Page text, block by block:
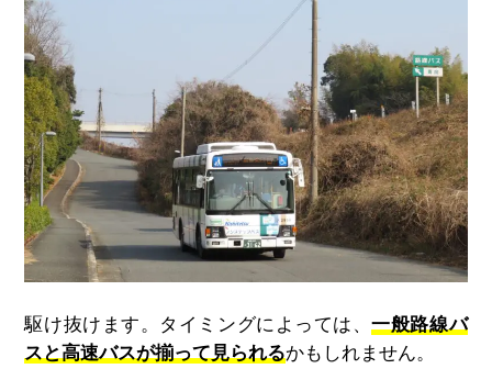
駆け抜けます。タイミングによっては、一般路線バ
スと高速バスが揃って見られるかもしれません。